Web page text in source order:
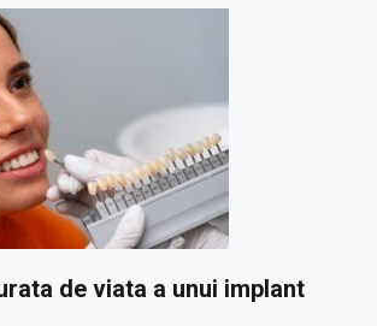
de viata a unui implant